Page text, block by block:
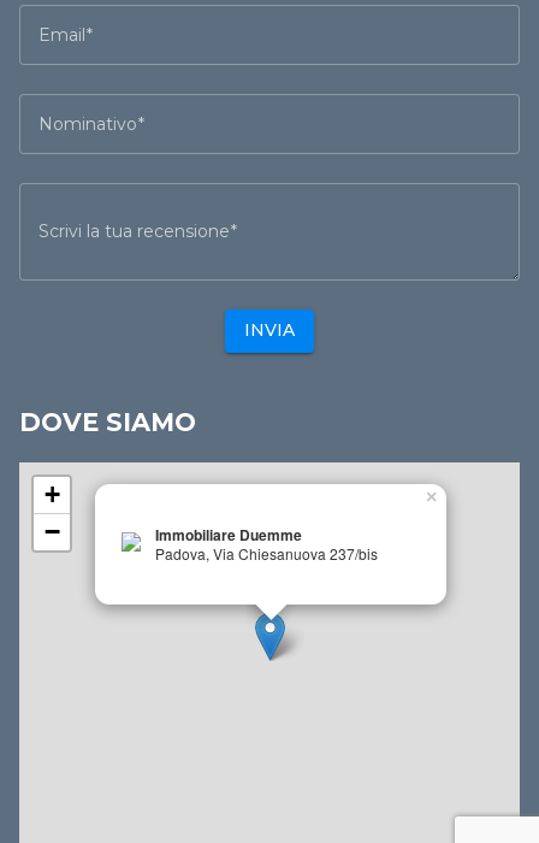
Email
Nominativo
Scrivi la tua recensione
INVIA
DOVE SIAMO
Immobiliare Duemme
Padova, Via Chiesanuova 237/bis
×
+
−